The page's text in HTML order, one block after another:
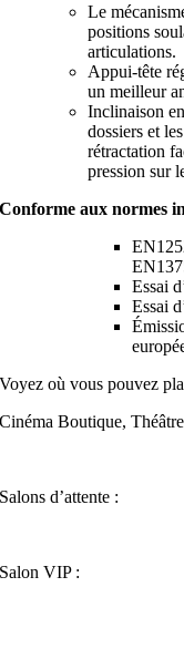
Le
positions
articulations.
Appui-tête
un meilleur
Inclinaison
dossiers et
rétractation
pression sur
Conforme aux normes
Essai
Essai
Voyez où vous pouvez
Cinéma Boutique,
Salons d’attente :
Salon VIP :